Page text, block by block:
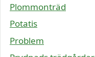
Plommonträd
Potatis
Problem